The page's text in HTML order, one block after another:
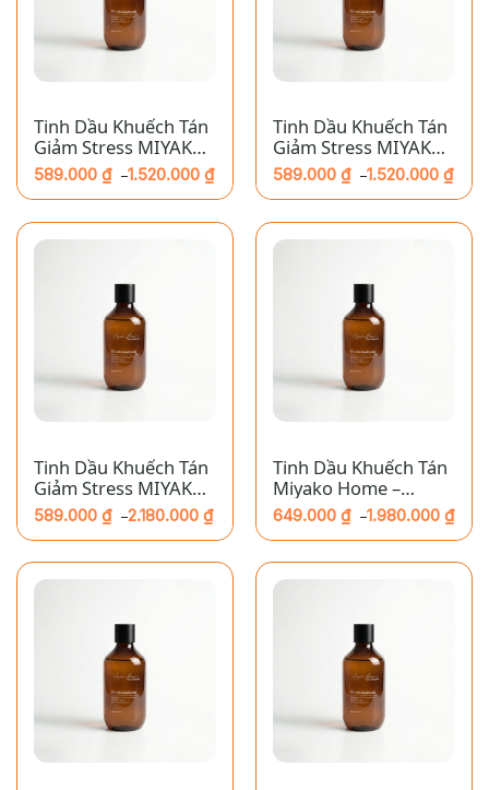
Tinh Dầu Khuếch Tán
Giảm Stress MIYAKO
HOME – Yên Bình:
Vườn Hồng
589.000 ₫ –1.520.000 ₫
giá:
589.000 ₫
đến
1.520.000 ₫
Tinh Dầu Khuếch Tán
Giảm Stress MIYAKO
HOME – Yêu: Gỗ Tuyết
Tùng
589.000 ₫ –1.520.000 ₫
giá:
589.000 ₫
đến
1.520.000 ₫
Tinh Dầu Khuếch Tán
Giảm Stress MIYAKO
HOME –Kết Nối: Gỗ
CARIBBEAN
589.000 ₫ –2.180.000 ₫
giá:
589.000 ₫
đến
2.180.000 ₫
Tinh Dầu Khuếch Tán
Miyako Home –
Acqua di Gioia
649.000 ₫ –1.980.000 ₫
giá:
649.000 ₫
đến
1.980.000 ₫